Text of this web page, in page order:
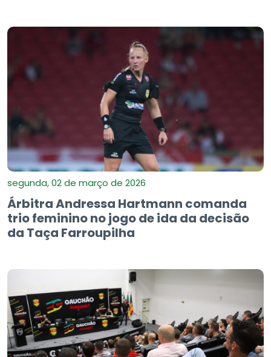
segunda, 02 de março de 2026
Árbitra Andressa Hartmann comanda
trio feminino no jogo de ida da decisão
da Taça Farroupilha